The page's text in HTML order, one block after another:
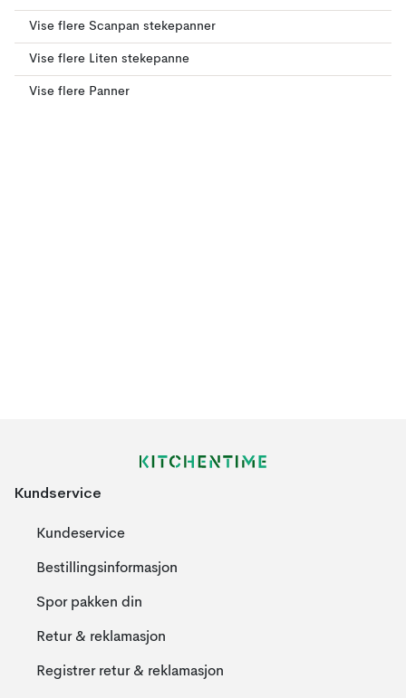
Vise flere Scanpan stekepanner
Vise flere Liten stekepanne
Vise flere Panner
Kundservice
Kundeservice
Bestillingsinformasjon
Spor pakken din
Retur & reklamasjon
Registrer retur & reklamasjon